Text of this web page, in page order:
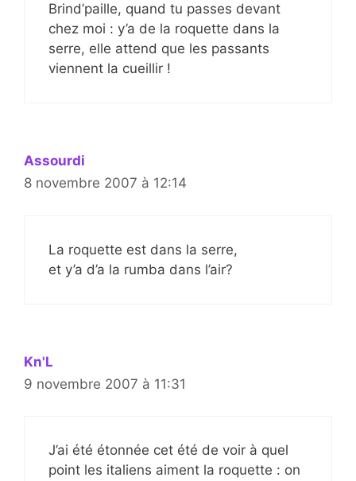
Brind’paille, quand tu passes devant
chez moi : y’a de la roquette dans la
serre, elle attend que les passants
viennent la cueillir !
Assourdi
8 novembre 2007 à 12:14
La roquette est dans la serre,
et y’a d’a la rumba dans l’air?
Kn'L
9 novembre 2007 à 11:31
J’ai été étonnée cet été de voir à quel
point les italiens aiment la roquette : on